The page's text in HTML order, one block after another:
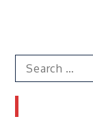
Search
for: